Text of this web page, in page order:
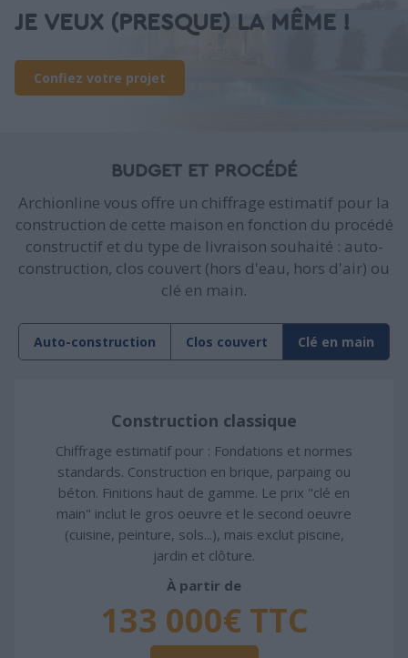
JE VEUX (PRESQUE) LA MÊME !
Confiez votre projet
BUDGET ET PROCÉDÉ
Archionline vous offre un chiffrage estimatif pour la
construction de cette maison en fonction du procédé
constructif et du type de livraison souhaité : auto-
construction, clos couvert (hors d'eau, hors d'air) ou
clé en main.
Auto-construction Clos couvert Clé en main
Construction classique
Chiffrage estimatif pour : Fondations et normes
standards. Construction en brique, parpaing ou
béton. Finitions haut de gamme. Le prix "clé en
main" inclut le gros oeuvre et le second oeuvre
(cuisine, peinture, sols...), mais exclut piscine,
jardin et clôture.
À partir de
133 000€ TTC